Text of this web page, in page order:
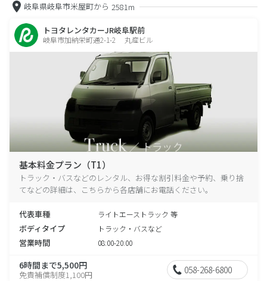
岐阜県岐阜市米屋町から 2581m
トヨタレンタカーJR岐阜駅前
岐阜市加納栄町通2-1-2 丸産ビル
基本料金プラン（T1）
トラック・バスなどのレンタル、お得な割引料金や予約、乗り捨
てなどの詳細は、こちらから各店舗にお電話ください。
代表車種 ライトエーストラック 等
ボディタイプ トラック・バスなど
営業時間 08:00-20:00
6時間まで5,500円
免責補償制度1,100円 058-268-6800